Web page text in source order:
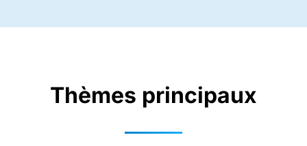
Thèmes principaux